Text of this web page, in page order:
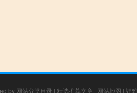
by 网站分类目录 | 精选推荐文章 | 网站地图 | 疑